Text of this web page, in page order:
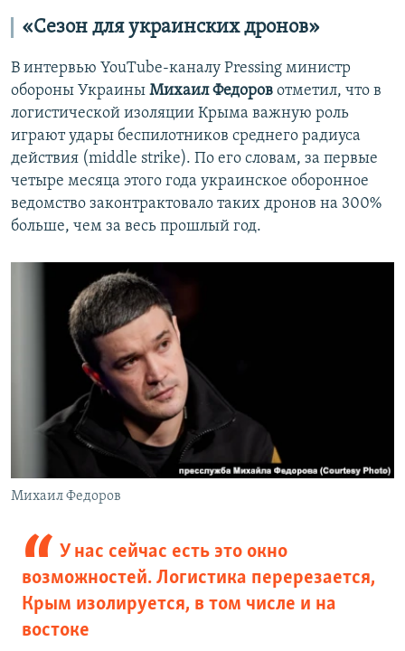
«Сезон для украинских дронов»
В интервью YouTube-каналу Pressing министр
обороны Украины Михаил Федоров отметил, что в
логистической изоляции Крыма важную роль
играют удары беспилотников среднего радиуса
действия (middle strike). По его словам, за первые
четыре месяца этого года украинское оборонное
ведомство законтрактовало таких дронов на 300%
больше, чем за весь прошлый год.
Михаил Федоров
У нас сейчас есть это окно
возможностей. Логистика перерезается,
Крым изолируется, в том числе и на
востоке